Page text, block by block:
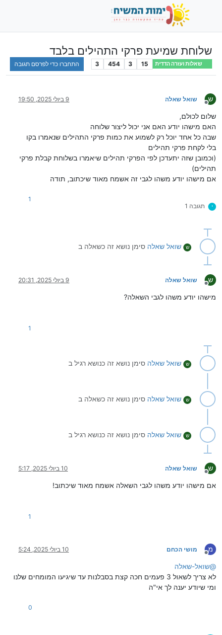
שלוחת שמיעת פרקי התהילים בלבד
שאלות ועזרה הדדית 15
3
454
3 התחברו כדי לפרסם תגובה
ש
מנותק
שואל שאלה 9 ביולי 2025, 19:50
שלום לכולם,
האם מישהו יודע האם אני יכול ליצור שלוחה
שבה כל אחד יוכל רק לשמוע את כמות פרקי התהילים שנאמרו בקו
בלי לקחת פרקי תהילים
(וכמובן שזה יתעדכן לפי הפרקי תהילים שיאמרו בשלוחת קבלת פרקי
תהילים)
אם מישהו יודע משהו לגבי זה אשמח מאוד שיכתוב, תודה
י תגובה 1
1
ש שואל שאלה סימן נושא זה כשאלה ב
ש
מנותק
שואל שאלה 9 ביולי 2025, 20:31
מישהו יודע משהו לגבי השאלה?
1
ש שואל שאלה סימן נושא זה כנושא רגיל ב
ש שואל שאלה סימן נושא זה כשאלה ב
ש שואל שאלה סימן נושא זה כנושא רגיל ב
ש
מנותק
שואל שאלה 10 ביולי 2025, 5:17
אם מישהו יודע משהו לגבי השאלה אשמח מאוד שיכתוב!
1
מ
מנותק
מושי הכחם 10 ביולי 2025, 5:24
@שואל-שאלה
לא צריך לשאול 3 פעמים חכה קצת בסבלנות עד שיגיעו המומחים שלנו
ומי שיודע יענה לך אי"ה
0